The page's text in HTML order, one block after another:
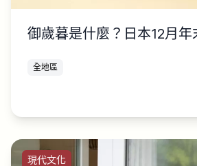
御歲暮是什麼？日本12月年
全地區
現代文化